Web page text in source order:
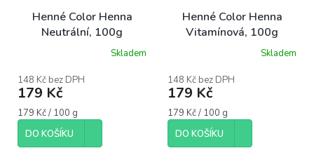
Henné Color Henna
Neutrální, 100g
Skladem
148 Kč bez DPH
179 Kč
Měrná
cena:
179 Kč / 100 g
DO KOŠÍKU
Henné Color Henna
Vitamínová, 100g
Skladem
148 Kč bez DPH
179 Kč
Měrná
cena:
179 Kč / 100 g
DO KOŠÍKU